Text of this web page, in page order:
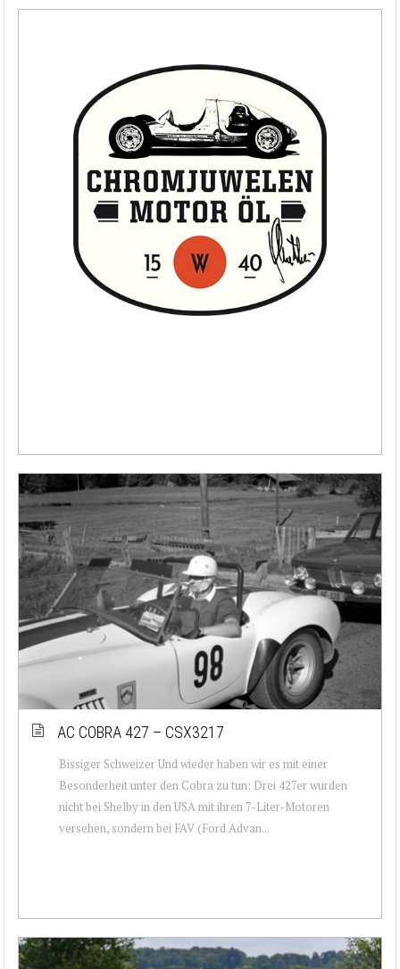
AC COBRA 427 – CSX3217
Bissiger Schweizer Und wieder haben wir es mit einer
Besonderheit unter den Cobra zu tun: Drei 427er wurden
nicht bei Shelby in den USA mit ihren 7-Liter-Motoren
versehen, sondern bei FAV (Ford Advan...